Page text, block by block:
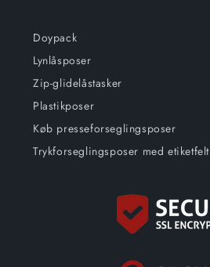
Doypack
Lynlåsposer
Zip-glidelåstasker
Plastikposer
Køb presseforseglingsposer
Trykforseglingsposer med etiketfelt